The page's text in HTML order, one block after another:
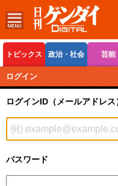
トピックス 政治・社会 芸能
ボートレース
ログイン
ログインID（メールアドレス
パスワード